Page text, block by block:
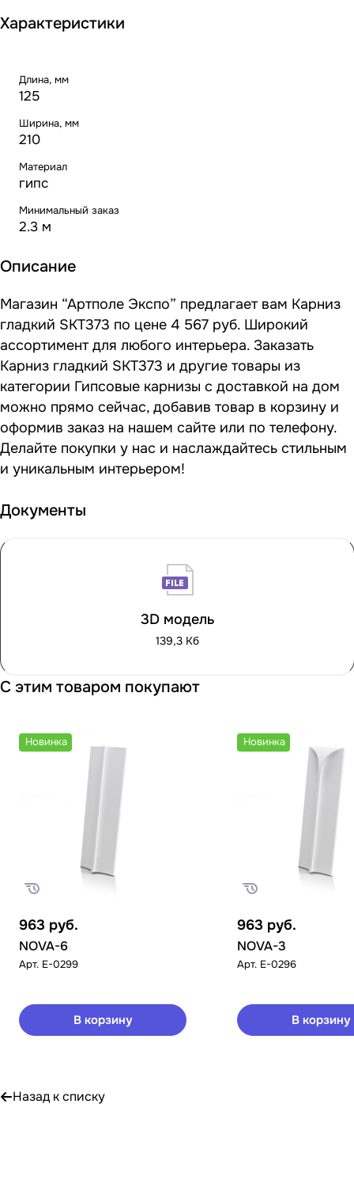
Характеристики
Длина, мм
125
Ширина, мм
210
Материал
гипс
Минимальный заказ
2.3 м
Описание
Магазин “Артполе Экспо” предлагает вам Карниз
гладкий SKT373 по цене 4 567 руб. Широкий
ассортимент для любого интерьера. Заказать
Карниз гладкий SKT373 и другие товары из
категории Гипсовые карнизы с доставкой на дом
можно прямо сейчас, добавив товар в корзину и
оформив заказ на нашем сайте или по телефону.
Делайте покупки у нас и наслаждайтесь стильным
и уникальным интерьером!
Документы
3D модель
139,3 Кб
С этим товаром покупают
Новинка
963 руб.
NOVA-6
Арт. E-0299
В корзину
Новинка
963 руб.
NOVA-3
Арт. E-0296
В корзину
Назад к списку